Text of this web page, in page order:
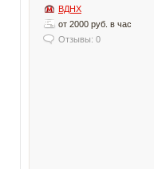
ВДНХ
от 2000 руб. в час
Отзывы: 0